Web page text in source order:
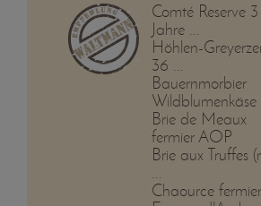
Comté Reserve 3
Jahre ...
Höhlen-
36 ...
Bauernmorbier
Wildblumenkäse
Brie de Meaux
fermier AOP
Brie aux Truffes
...
Chaource fermier